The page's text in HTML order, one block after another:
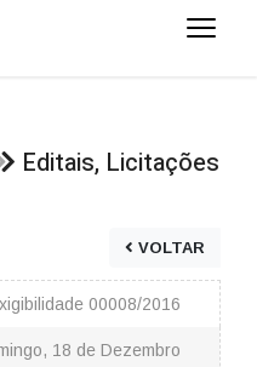
Editais, Licitações
VOLTAR
00008/2016
18 de Dezembro